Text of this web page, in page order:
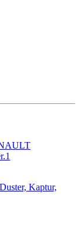
Kaptur,